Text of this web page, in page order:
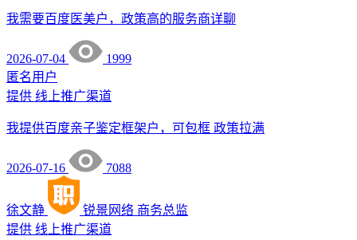
我需要百度医美户，政策高的服务商详聊
2026-07-04
1999
匿名用户
提供 线上推广渠道
我提供百度亲子鉴定框架户，可包框 政策拉满
2026-07-16 7088
徐文静 锐景网络 商务总监
提供 线上推广渠道